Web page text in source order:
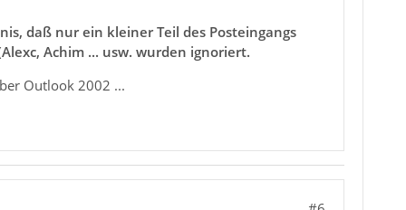
daß nur ein kleiner Teil des Posteingangs
Achim ... usw. wurden ignoriert.
Outlook 2002 ...